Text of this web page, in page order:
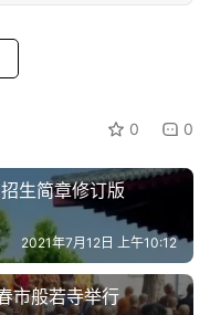
0 0
生简章修订版
2021年7月12日 上午10:12
市般若寺举行